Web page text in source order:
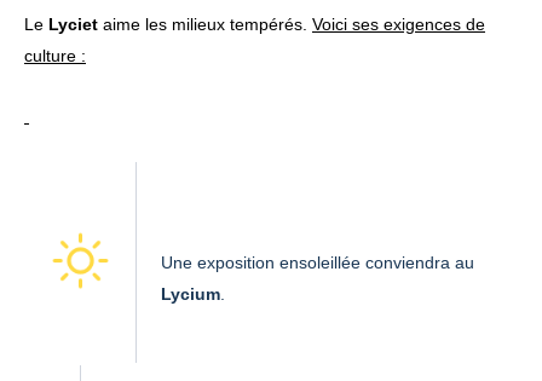
Le Lyciet aime les milieux tempérés. Voici ses exigences de
culture :
Une exposition ensoleillée conviendra au
Lycium